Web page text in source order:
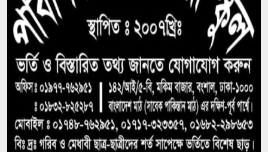
সড়ক, বাঁশ-বালুর বস্তায় ঠেকা!
আওয়ামী লীগ আমাদের শত্রু নয়, মিত্র, আমরা একসঙ্গে
যুদ্ধ করেছি: এমপি নাছির চৌধুরী
‘আপনারা দেখেননি, আমরা কীভাবে থানা জ্বালিয়ে পিটিয়ে
পুলিশ মেরেছি’: প্রকাশ্যে এনসিপি নেতার স্বীকারোক্তি
রিয়ালের সঙ্গে আরও ছয় বছরের চুক্তি বাড়ালেন ভিনিসিউস
প্রকল্প ব্যয় ১৬৫ কোটি থেকে ঠেকলো ৩২৬ কোটিতে, ২০০